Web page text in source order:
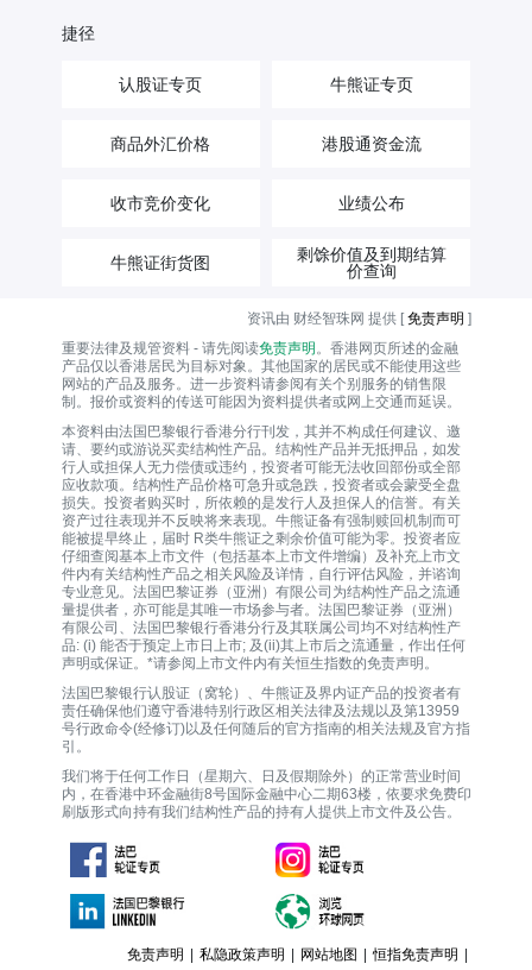
捷径
认股证专页 牛熊证专页
商品外汇价格 港股通资金流
收市竞价变化 业绩公布
牛熊证街货图
剩馀价值及到期结算
价查询
资讯由 财经智珠网 提供 [免责声明 ]
重要法律及规管资料 - 请先阅读免责声明 。香港网页所述的金融
产品仅以香港居民为目标对象。其他国家的居民或不能使用这些
网站的产品及服务。进一步资料请参阅有关个别服务的销售限
制。报价或资料的传送可能因为资料提供者或网上交通而延误。
本资料由法国巴黎银行香港分行刊发，其并不构成任何建议、邀
请、要约或游说买卖结构性产品。结构性产品并无抵押品，如发
行人或担保人无力偿债或违约，投资者可能无法收回部份或全部
应收款项。结构性产品价格可急升或急跌，投资者或会蒙受全盘
损失。投资者购买时，所依赖的是发行人及担保人的信誉。有关
资产过往表现并不反映将来表现。牛熊证备有强制赎回机制而可
能被提早终止，届时 R类牛熊证之剩余价值可能为零。投资者应
仔细查阅基本上市文件（包括基本上市文件增编）及补充上市文
件内有关结构性产品之相关风险及详情，自行评估风险，并谘询
专业意见。法国巴黎证券（亚洲）有限公司为结构性产品之流通
量提供者，亦可能是其唯一巿场参与者。法国巴黎证券（亚洲）
有限公司、法国巴黎银行香港分行及其联属公司均不对结构性产
品: (i) 能否于预定上市日上市; 及(ii)其上市后之流通量，作出任何
声明或保证。*请参阅上市文件内有关恒生指数的免责声明。
法国巴黎银行认股证（窝轮）、牛熊证及界内证产品的投资者有
责任确保他们遵守香港特别行政区相关法律及法规以及第13959
号行政命令(经修订)以及任何随后的官方指南的相关法规及官方指
引。
我们将于任何工作日（星期六、日及假期除外）的正常营业时间
内，在香港中环金融街8号国际金融中心二期63楼，依要求免费印
刷版形式向持有我们结构性产品的持有人提供上市文件及公告。
免责声明 私隐政策声明 网站地图 恒指免责声明